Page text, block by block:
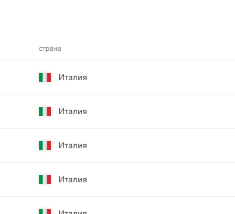
страна
Италия
Италия
Италия
Италия